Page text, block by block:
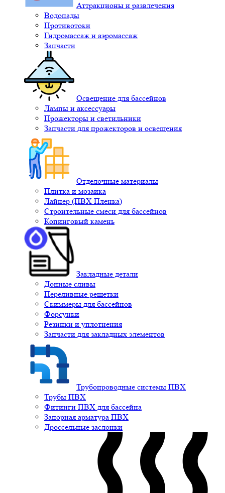
Аттракционы и развлечения
Водопады
Противотоки
Гидромассаж и аэромассаж
Запчасти
Освещение для бассейнов
Лампы и аксессуары
Прожекторы и светильники
Запчасти для прожекторов и освещения
Отделочные материалы
Плитка и мозаика
Лайнер (ПВХ Пленка)
Строительные смеси для бассейнов
Копинговый камень
Закладные детали
Донные сливы
Переливные решетки
Скиммеры для бассейнов
Форсунки
Резинки и уплотнения
Запчасти для закладных элементов
Трубопроводные системы ПВХ
Трубы ПВХ
Фитинги ПВХ для бассейна
Запорная арматура ПВХ
Дроссельные заслонки